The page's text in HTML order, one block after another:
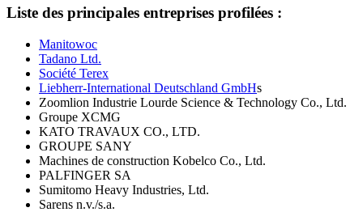
Liste des principales entreprises profilées :
Manitowoc
Tadano Ltd.
Société Terex
Liebherr-International Deutschland GmbHs
Zoomlion Industrie Lourde Science & Technology Co., Ltd.
Groupe XCMG
KATO TRAVAUX CO., LTD.
GROUPE SANY
Machines de construction Kobelco Co., Ltd.
PALFINGER SA
Sumitomo Heavy Industries, Ltd.
Sarens n.v./s.a.